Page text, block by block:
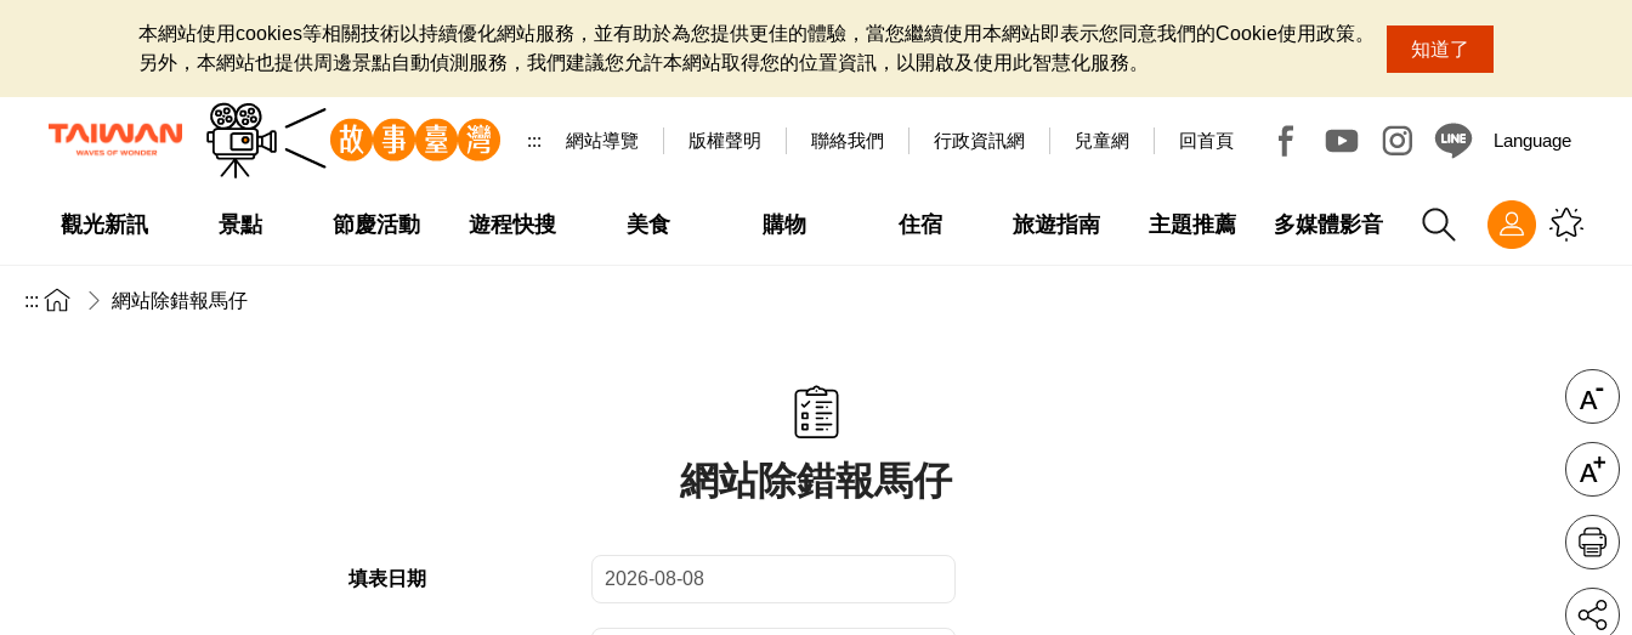
本網站使用cookies等相關技術以持續優化網站服務，並有助於為您提供更佳的體驗，當您繼續使用本網站即表示您同意我們的Cookie使用政策。
另外，本網站也提供周邊景點自動偵測服務，我們建議您允許本網站取得您的位置資訊，以開啟及使用此智慧化服務。
知道了
::: 網站導覽 版權聲明 聯絡我們 行政資訊網 兒童網 回首頁 Language
觀光新訊 景點 節慶活動 遊程快搜 美食 購物 住宿 旅遊指南 主題推薦 多媒體影音
::: 網站除錯報馬仔
網站除錯報馬仔
填表日期